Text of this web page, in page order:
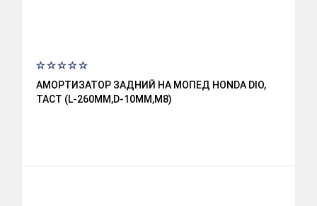
АМОРТИЗАТОР ЗАДНИЙ НА МОПЕД HONDA DIO,
TACT (L-260ММ,D-10ММ,М8)